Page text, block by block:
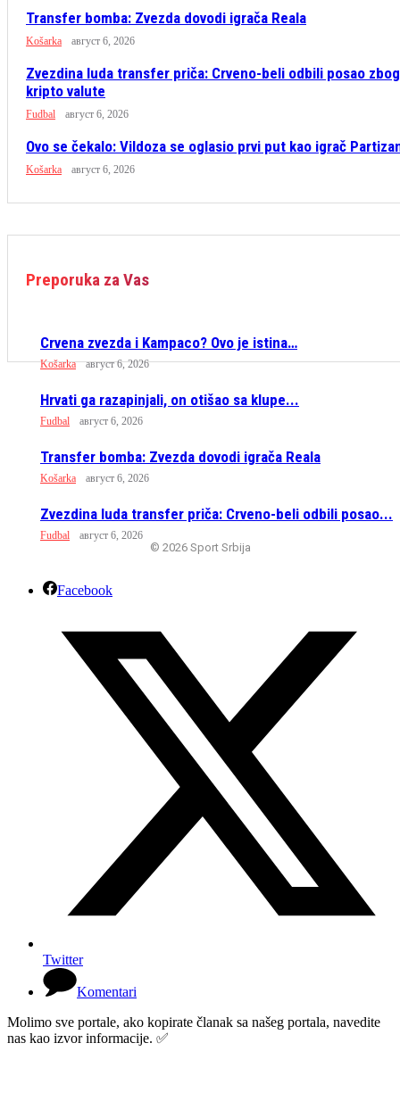
Transfer bomba: Zvezda dovodi igrača Reala
Košarka август 6, 2026
Zvezdina luda transfer priča: Crveno-beli odbili posao zbog
kripto valute
Fudbal август 6, 2026
Ovo se čekalo: Vildoza se oglasio prvi put kao igrač
Košarka август 6, 2026
Preporuka za Vas
Crvena zvezda i Kampaco? Ovo je istina…
Košarka август 6, 2026
Hrvati ga razapinjali, on otišao sa klupe...
Fudbal август 6, 2026
Transfer bomba: Zvezda dovodi igrača Reala
Košarka август 6, 2026
Zvezdina luda transfer priča: Crveno-beli odbili posao...
Fudbal август 6, 2026
© 2026 Sport Srbija
Facebook
Twitter
Komentari
Molimo sve portale, ako kopirate članak sa našeg portala, navedite
nas kao izvor informacije. ✅